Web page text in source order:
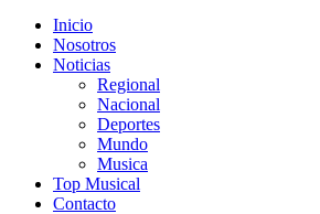
Inicio
Nosotros
Noticias
Regional
Nacional
Deportes
Mundo
Musica
Top Musical
Contacto